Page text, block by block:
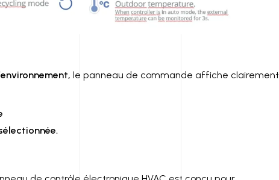
le panneau de commande affiche clairement